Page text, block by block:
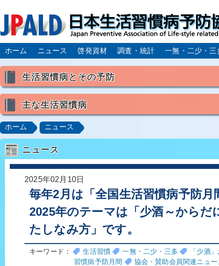
ホーム ニュース 啓発資材 調査・統計 一無・二少・三
生活習慣病とその予防
喫煙
食生活
主な生活習慣病
高血圧 脂質異常症（高脂血症）
肥満症／メタボリックシンドローム
動脈硬化
心
脂肪肝／NAFLD／NASH
ロコモティブシンドローム／サルコペニア／フレイル
ホーム ニュース
ニュース
2025年02月10日
毎年2月は「全国生活習慣病予防月
2025年のテーマは「少酒～からだ
たしなみ方」です。
キーワード： 生活習慣 一無・二少・三多
「少酒
習慣病予防月間
協会・賛助会員関連ニュー